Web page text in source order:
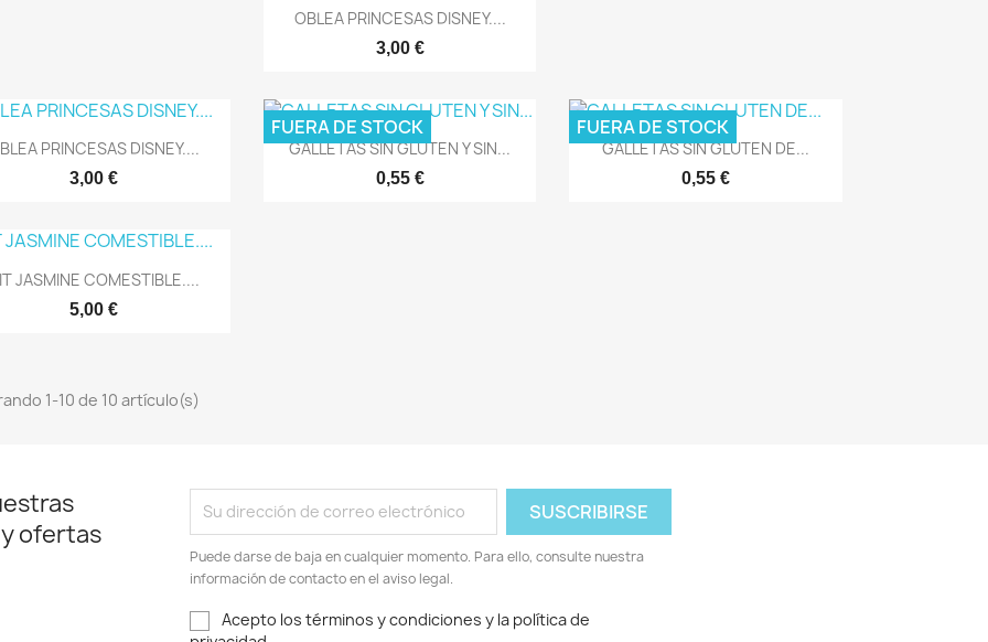
Vista rápida
OBLEA PRINCESAS DISNEY....
3,00 €
Vista rápida
PRINCESAS DISNEY....
3,00 €
Vista rápida
GALLETAS SIN GLUTEN Y SIN...
0,55 €
FUERA DE STOCK
Vista rápida
GALLETAS SIN GLUTEN DE...
0,55 €
FUERA DE STOCK
Vista rápida
JASMINE COMESTIBLE....
5,00 €
1-10 de 10 artículo(s)
ofertas
Puede darse de baja en cualquier momento. Para ello, consulte nuestra
información de contacto en el aviso legal.
Acepto los términos y condiciones y la política de